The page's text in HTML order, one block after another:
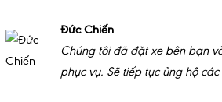
Đức Chiến
Chúng tôi đã đặt xe bên bạn
phục vụ. Sẽ tiếp tục ủng hộ